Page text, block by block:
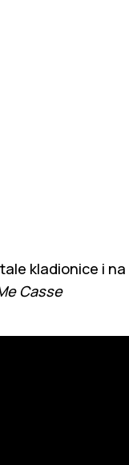
kladionice i na
Casse